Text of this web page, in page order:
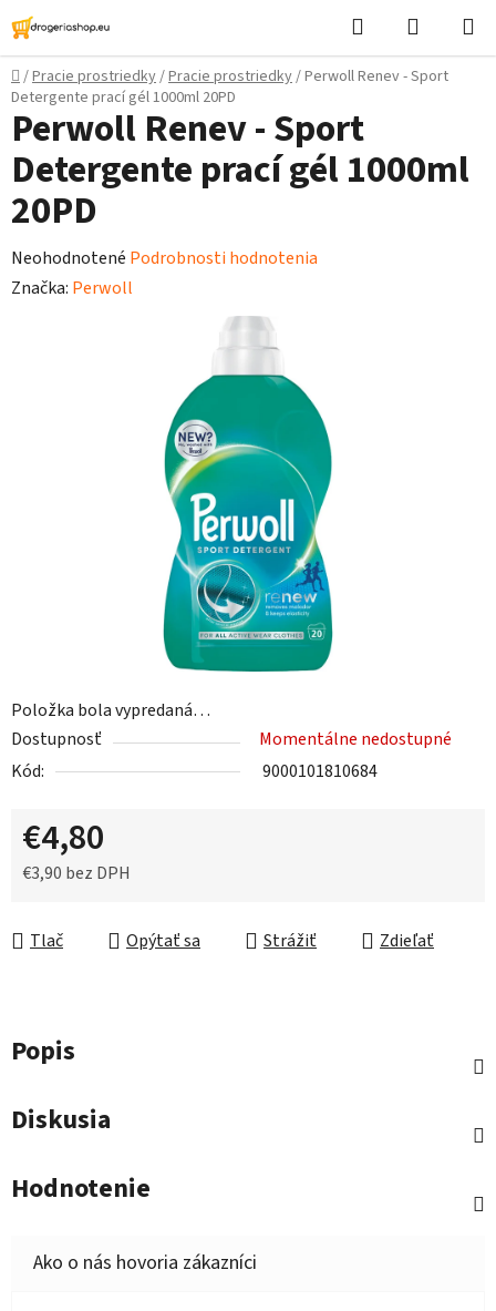
Prejsť
na
obsah
Hľadať
košík
Domov
/Pracie prostriedky/Pracie prostriedky/Perwoll Renev - Sport
Detergente prací gél 1000ml 20PD
Položka bola vypredaná…
Dostupnosť
Momentálne nedostupné
Kód:
9000101810684
€4,80
€3,90 bez DPH
Tlač
Opýtať sa Strážiť Zdieľať
Perwoll Renev - Sport
Detergente prací gél 1000ml
20PD
Priemerné
hodnotenie
Neohodnotené Podrobnosti hodnotenia
Značka: Perwoll
Popis
Diskusia
Hodnotenie